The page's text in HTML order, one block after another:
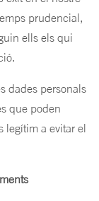
prudencial,
ells els qui
dades personals
que poden
legítim a evitar el